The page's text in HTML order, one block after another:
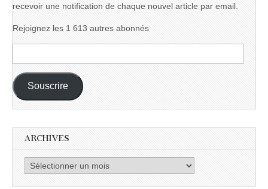
recevoir une notification de chaque nouvel article par email.
Rejoignez les 1 613 autres abonnés
e-
mail :
Souscrire
ARCHIVES
Archives